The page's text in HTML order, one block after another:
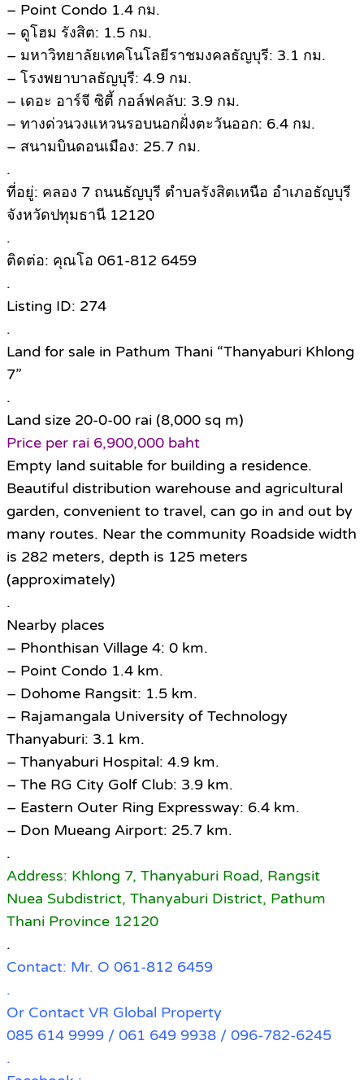
– Point Condo 1.4 กม.
– ดูโฮม รังสิต: 1.5 กม.
– มหาวิทยาลัยเทคโนโลยีราชมงคลธัญบุรี: 3.1 กม.
– โรงพยาบาลธัญบุรี: 4.9 กม.
– เดอะ อาร์จี ซิตี้ กอล์ฟคลับ: 3.9 กม.
– ทางด่วนวงแหวนรอบนอกฝั่งตะวันออก: 6.4 กม.
– สนามบินดอนเมือง: 25.7 กม.
.
ที่อยู่: คลอง 7 ถนนธัญบุรี ตำบลรังสิตเหนือ อำเภอธัญบุรี
จังหวัดปทุมธานี 12120
.
ติดต่อ: คุณโอ 061-812 6459
.
Listing ID: 274
.
Land for sale in Pathum Thani “Thanyaburi Khlong
7”
.
Land size 20-0-00 rai (8,000 sq m)
Price per rai 6,900,000 baht
Empty land suitable for building a residence.
Beautiful distribution warehouse and agricultural
garden, convenient to travel, can go in and out by
many routes. Near the community Roadside width
is 282 meters, depth is 125 meters
(approximately)
.
Nearby places
– Phonthisan Village 4: 0 km.
– Point Condo 1.4 km.
– Dohome Rangsit: 1.5 km.
– Rajamangala University of Technology
Thanyaburi: 3.1 km.
– Thanyaburi Hospital: 4.9 km.
– The RG City Golf Club: 3.9 km.
– Eastern Outer Ring Expressway: 6.4 km.
– Don Mueang Airport: 25.7 km.
.
Address: Khlong 7, Thanyaburi Road, Rangsit
Nuea Subdistrict, Thanyaburi District, Pathum
Thani Province 12120
.
Contact: Mr. O 061-812 6459
.
Or Contact VR Global Property
085 614 9999 / 061 649 9938 / 096-782-6245
.